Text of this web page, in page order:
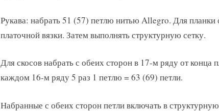
Рукава: набрать 51 (57) петлю нитью Allegro. Для планки
платочной вязки. Затем выполнять структурную сетку.
Для скосов набрать с обеих сторон в 17-м ряду от конца
каждом 16-м ряду 5 раз 1 петлю = 63 (69) петли.
Набранные с обеих сторон петли включать в